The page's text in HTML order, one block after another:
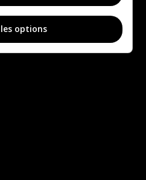
options